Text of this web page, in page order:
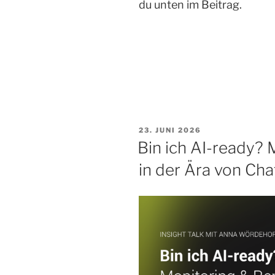
du unten im Beitrag.
VERÖFFENTLICHT
AM
23. JUNI 2026
Bin ich AI-ready?
in der Ära von